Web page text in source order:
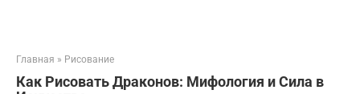
Главная » Рисование
Как Рисовать Драконов: Мифология и Сила в